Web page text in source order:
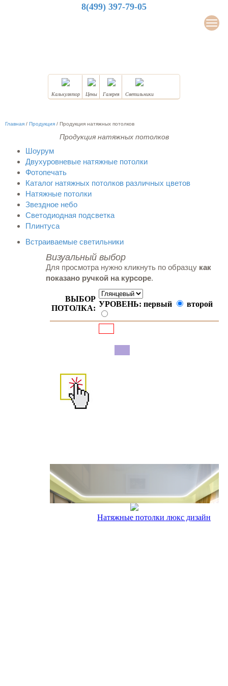
8(499) 397-79-05
Калькулятор Цены Галерея Светильники
Главная / Продукция / Продукция натяжных потолков
Продукция натяжных потолков
Шоурум
Двухуровневые натяжные потолки
Фотопечать
Каталог натяжных потолков различных цветов
Натяжные потолки
Звездное небо
Светодиодная подсветка
Плинтуса
Встраиваемые светильники
Визуальный выбор
Для просмотра нужно кликнуть по образцу как
показано ручкой на курсоре.